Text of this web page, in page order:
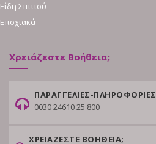
Είδη Σπιτιού
Εποχιακά
Χρειάζεστε Βοήθεια;
ΠΑΡΑΓΓΕΛΙΕΣ-ΠΛΗΡΟΦΟΡΙΕΣ
0030 24610 25 800
ΧΡΕΙΑΖΕΣΤΕ ΒΟΗΘΕΙΑ;